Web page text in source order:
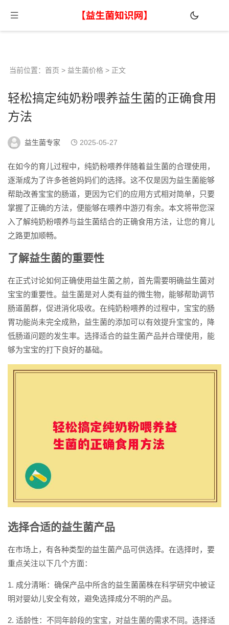
当前位置： 首页 > 益生菌价格 > 正文
轻松搞定纯奶粉喂养益生菌的正确食用
方法
益生菌专家 2025-05-27
在如今的育儿过程中，纯奶粉喂养伴随着益生菌的合理使用，
逐渐成为了许多爸爸妈妈们的选择。这不仅是因为益生菌能够
帮助改善宝宝的肠道，更因为它们的应用方式相对简单，只要
掌握了正确的方法，便能够在喂养中游刃有余。本文将带您深
入了解纯奶粉喂养与益生菌结合的正确食用方法，让您的育儿
之路更加顺畅。
了解益生菌的重要性
在正式讨论如何正确使用益生菌之前，首先需要明确益生菌对
宝宝的重要性。益生菌是对人类有益的微生物，能够帮助调节
肠道菌群，促进消化吸收。在纯奶粉喂养的过程中，宝宝的肠
胃功能尚未完全成熟，益生菌的添加可以有效提升宝宝的，降
低肠道问题的发生率。选择适合的益生菌产品并合理使用，能
够为宝宝的打下良好的基础。
选择合适的益生菌产品
在市场上，有各种类型的益生菌产品可供选择。在选择时，要
重点关注以下几个方面：
1. 成分清晰：确保产品中所含的益生菌菌株在科学研究中被证
明对婴幼儿安全有效，避免选择成分不明的产品。
2. 适龄性：不同年龄段的宝宝，对益生菌的需求不同。选择适